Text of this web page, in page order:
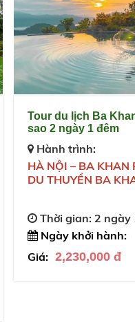
Tour du lịch Ba
sao 2 ngày 1 đêm
Hành trình:
HÀ NỘI – BA KHAN
DU THUYỀN BA
Thời gian: 2 ngày
Ngày khởi hành:
Giá: 2,230,000 đ